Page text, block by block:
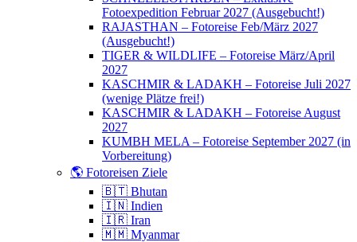
Fotoexpedition Februar 2027 (Ausgebucht!)
RAJASTHAN – Fotoreise Feb/März 2027
(Ausgebucht!)
TIGER & WILDLIFE – Fotoreise März/April
2027
KASCHMIR & LADAKH – Fotoreise Juli 2027
(wenige Plätze frei!)
KASCHMIR & LADAKH – Fotoreise August
2027
KUMBH MELA – Fotoreise September 2027 (in
Vorbereitung)
🌎 Fotoreisen Ziele
🇧🇹 Bhutan
🇮🇳 Indien
🇮🇷 Iran
🇲🇲 Myanmar